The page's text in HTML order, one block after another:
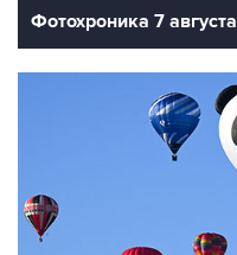
Фотохроника 7 августа